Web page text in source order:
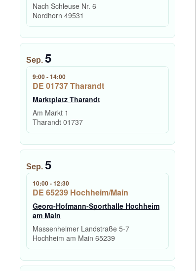
Nach Schleuse Nr. 6
Nordhorn 49531
Sep. 5
9:00-14:00
DE 01737 Tharandt
Marktplatz Tharandt
Am Markt 1
Tharandt 01737
Sep. 5
10:00-12:30
DE 65239 Hochheim/Main
Georg-Hofmann-Sporthalle Hochheim
am Main
Massenheimer Landstraße 5-7
Hochheim am Main 65239